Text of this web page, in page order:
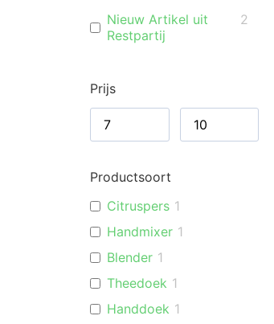
Nieuw Artikel uit
Restpartij
2
Prijs
Productsoort
Citruspers 1
Handmixer 1
Blender 1
Theedoek 1
Handdoek 1